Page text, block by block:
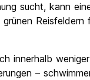
sucht, kann
Reisfeldern
innerhalb
–